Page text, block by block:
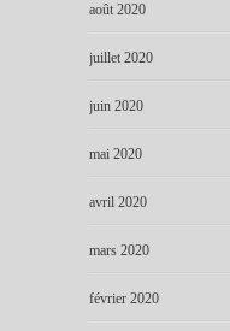
août 2020
juillet 2020
juin 2020
mai 2020
avril 2020
mars 2020
février 2020